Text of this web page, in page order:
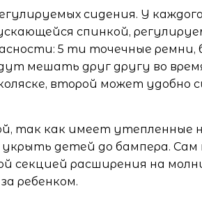
сидения. У
спинкой,
5 ти точечные ремни,
мешать друг другу во
второй может удобно
так как имеет утепленные
детей до бампера. Сам
секцией расширения на
ребенком.